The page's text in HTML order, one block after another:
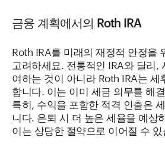
금융 계획에서의 Roth IRA
Roth IRA를 미래의 재정적 안정을
고려하세요. 전통적인 IRA와 달리,
여하는 것이 아니라 Roth IRA는 세
합니다. 이는 이미 세금 의무를 해
특히, 수익을 포함한 적격 인출은
니다. 은퇴 시 더 높은 세율을 예상
이는 상당한 절약으로 이어질 수 있